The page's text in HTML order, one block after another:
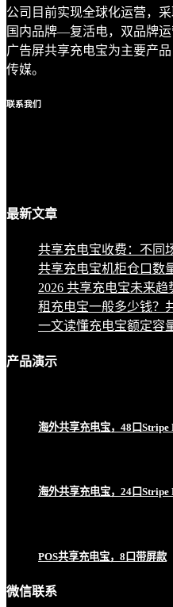
公司目前实现全球化运营，
国内品牌—复活电，双品牌
广告屏共享充电宝为主要产
传媒。
联系我们
最新文章
共享充电宝收费：不同
共享充电宝机柜仓口数
2026 共享充电宝未来
租充电宝一般多少钱？
一文读懂充电宝额定容
产品演示
海外共享充电宝，48口Stripe
海外共享充电宝，24口Stripe
POS共享充电宝，8口带屏款
微信联系